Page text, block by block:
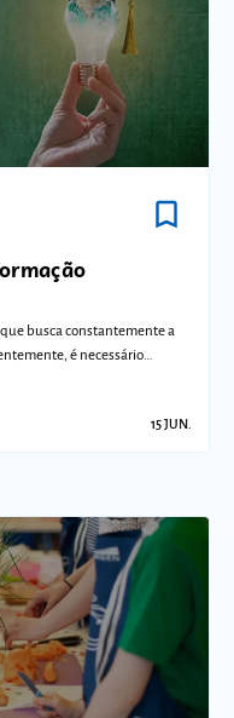
bookmark_border
busca constantemente a
é necessário
15 JUN.